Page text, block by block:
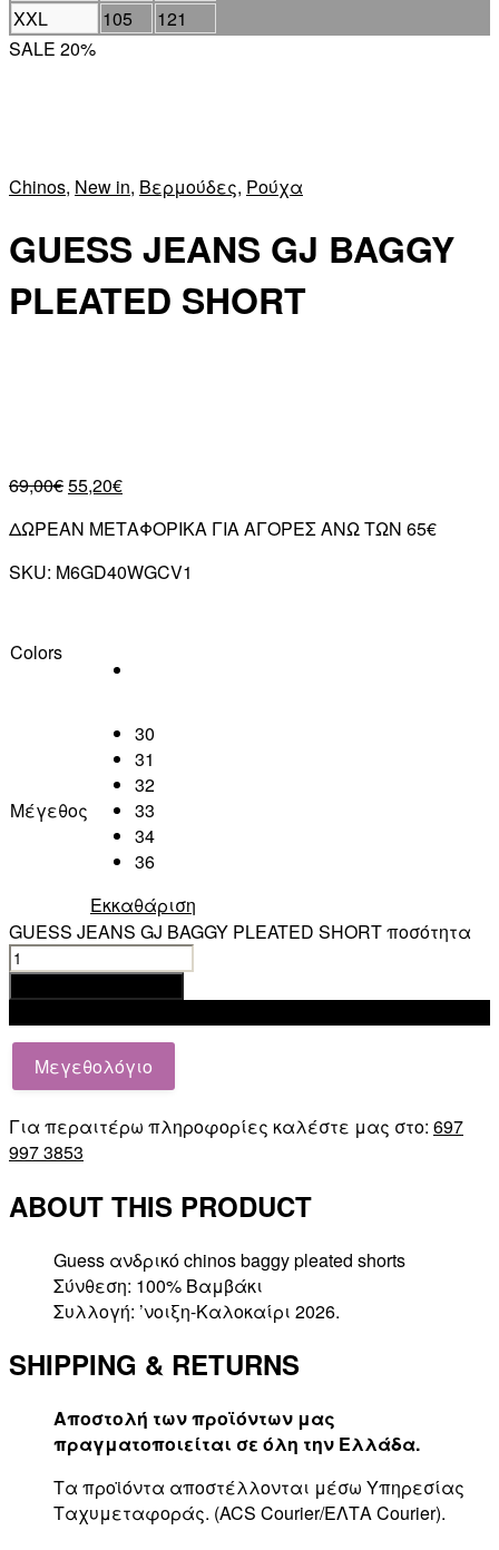
XXL
105
121
SALE 20%
Chinos, New in, Βερμούδες, Ρούχα
GUESS JEANS GJ BAGGY
PLEATED SHORT
69,00€55,20€
ΔΩΡΕΑΝ ΜΕΤΑΦΟΡΙΚΑ ΓΙΑ ΑΓΟΡΕΣ ΑΝΩ ΤΩΝ 65€
SKU: M6GD40WGCV1
Colors
Μέγεθος
30
31
32
33
34
36
Εκκαθάριση
GUESS JEANS GJ BAGGY PLEATED SHORT ποσότητα
Μεγεθολόγιο
Για περαιτέρω πληροφορίες καλέστε μας στο: 697
997 3853
ABOUT THIS PRODUCT
Guess ανδρικό chinos baggy pleated shorts
Σύνθεση: 100% Βαμβάκι
Συλλογή: ’νοιξη-Καλοκαίρι 2026.
SHIPPING & RETURNS
Αποστολή των προϊόντων μας
πραγματοποιείται σε όλη την Ελλάδα.
Τα προϊόντα αποστέλλονται μέσω Υπηρεσίας
Ταχυμεταφοράς. (ACS Courier/ΕΛΤΑ Courier).